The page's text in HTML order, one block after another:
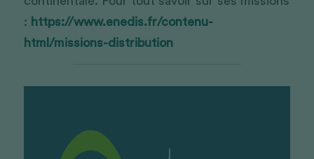
: https://www.enedis.fr/contenu-
html/missions-distribution